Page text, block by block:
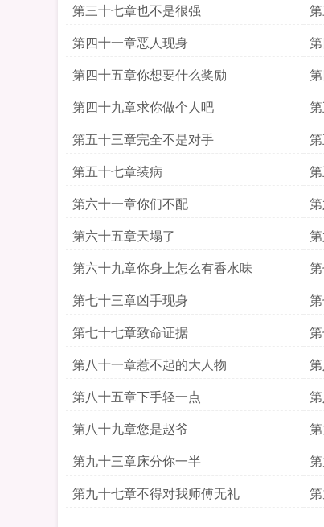
第三十七章也不是很强
第四十一章恶人现身
第四十五章你想要什么奖励
第四十九章求你做个人吧
第五十三章完全不是对手
第五十七章装病
第六十一章你们不配
第六十五章天塌了
第六十九章你身上怎么有香水味
第七十三章凶手现身
第七十七章致命证据
第八十一章惹不起的大人物
第八十五章下手轻一点
第八十九章您是赵爷
第九十三章床分你一半
第九十七章不得对我师傅无礼